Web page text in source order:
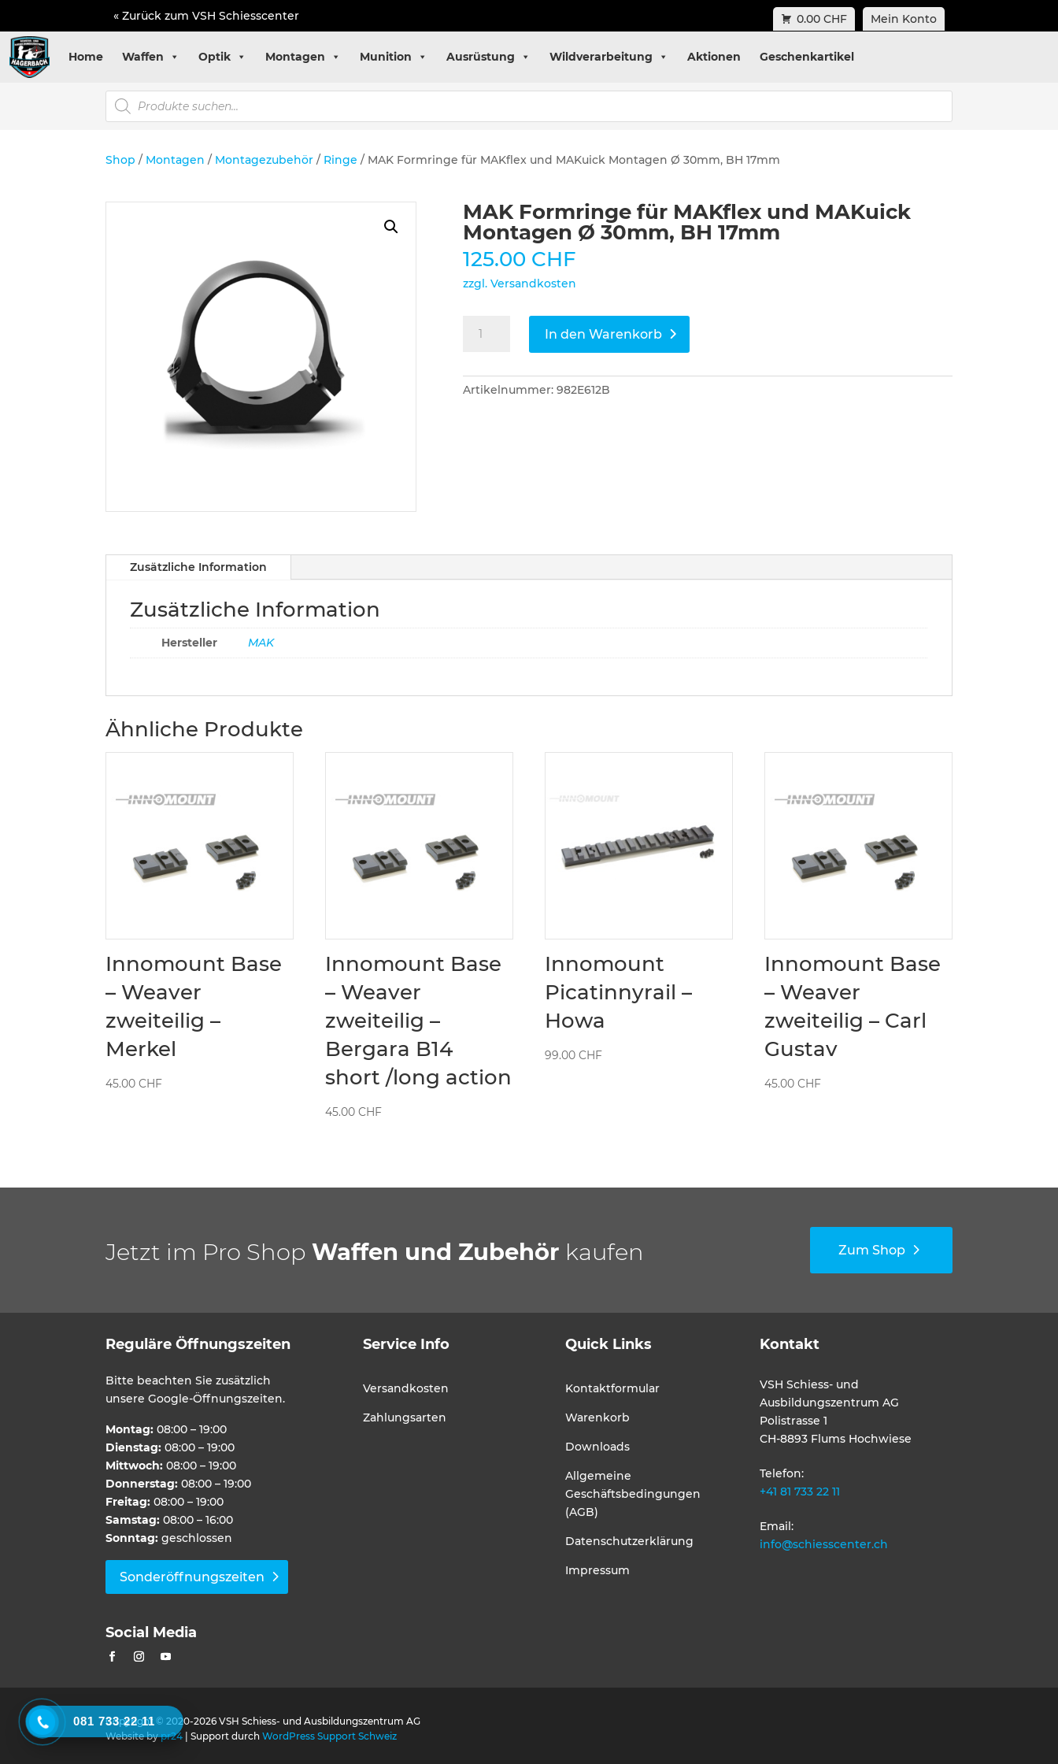
« Zurück zum VSH Schiesscenter 0.00 CHF Mein Konto
Home Waffen Optik Montagen Munition Ausrüstung Wildverarbeitung Aktionen Geschenkartikel
Products
search
Shop / Montagen / Montagezubehör / Ringe / MAK Formringe für MAKflex und MAKuick Montagen Ø 30mm, BH 17mm
MAK Formringe für MAKflex und MAKuick
Montagen Ø 30mm, BH 17mm
125.00 CHF
zzgl. Versandkosten
Formringe
MAKflex
und
In den Warenkorb
Artikelnummer:982E612B
Zusätzliche Information
Zusätzliche Information
Hersteller MAK
Ähnliche Produkte
Innomount Base
– Weaver
zweiteilig –
Merkel
45.00CHF
Innomount Base
– Weaver
zweiteilig –
Bergara B14
short /long action
45.00CHF
Innomount
Picatinnyrail –
Howa
99.00CHF
Innomount Base
– Weaver
zweiteilig – Carl
Gustav
45.00CHF
Jetzt im Pro ShopWaffen und Zubehör kaufen Zum Shop
Reguläre Öffnungszeiten
Bitte beachten Sie zusätzlich
unsere Google-Öffnungszeiten.
Montag: 08:00 – 19:00
Dienstag: 08:00 – 19:00
Mittwoch: 08:00 – 19:00
Donnerstag: 08:00 – 19:00
Freitag: 08:00 – 19:00
Samstag: 08:00 – 16:00
Sonntag: geschlossen
Sonderöffnungszeiten
Social Media
Service Info
Versandkosten
Zahlungsarten
Quick Links
Kontaktformular
Warenkorb
Downloads
Allgemeine
Geschäftsbedingungen
(AGB)
Datenschutzerklärung
Impressum
Kontakt
VSH Schiess- und
Ausbildungszentrum AG
Polistrasse 1
CH-8893 Flums Hochwiese
Telefon:
+41 81 733 22 11
Email:
info@schiesscenter.ch
Copyright © 2020-2026 VSH Schiess- und Ausbildungszentrum AG
Website bypr24 | Support durchWordPress Support Schweiz
081 733 22 11